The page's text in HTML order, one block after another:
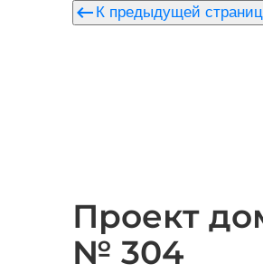
keyboard_backspace К предыдущей
Проект
№ 304